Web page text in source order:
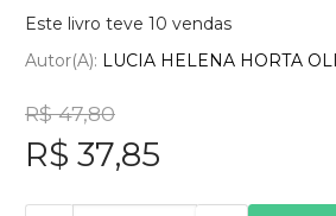
Este livro teve 10 vendas
Autor(a): LUCIA HELENA HORTA
R$ 47,80
R$ 37,85